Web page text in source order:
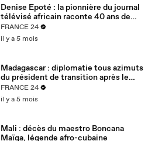
Denise Epoté : la pionnière du journal
télévisé africain raconte 40 ans de
carrière
FRANCE 24
il y a 5 mois
Madagascar : diplomatie tous azimuts
du président de transition après le
putsch
FRANCE 24
il y a 5 mois
Mali : décès du maestro Boncana
Maïga, légende afro-cubaine